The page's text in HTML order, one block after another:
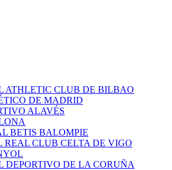
ATHLETIC CLUB DE BILBAO
DE MADRID
ALAVÉS
BETIS BALOMPIE
CLUB CELTA DE VIGO
DE LA CORUÑA